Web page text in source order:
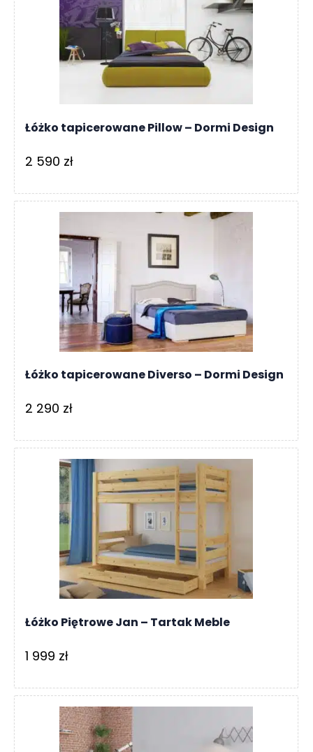
Łóżko tapicerowane Pillow – Dormi Design
2 590 zł
Łóżko tapicerowane Diverso – Dormi Design
2 290 zł
Łóżko Piętrowe Jan – Tartak Meble
1 999 zł